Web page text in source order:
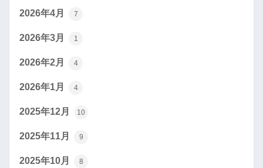
2026年4月 7
2026年3月 1
2026年2月 4
2026年1月 4
2025年12月 10
2025年11月 9
2025年10月 8